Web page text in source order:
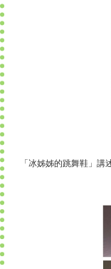
「冰姊姊的跳舞鞋」